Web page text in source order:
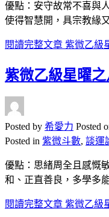
優點：安守故常不喜與
使得智慧開，具宗教緣
閱讀完整文章 紫微乙級
紫微乙級星曜
Posted by 希愛力 Posted
Posted in 紫微斗數, 談運
優點：思緒周全且感慨
和、正直善良，多學多
閱讀完整文章 紫微乙級